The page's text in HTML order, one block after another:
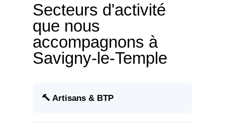
Secteurs d'activité
que nous
accompagnons à
Savigny-le-Temple
🔨 Artisans & BTP